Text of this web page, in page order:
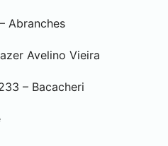
Abranches
Avelino Vieira
– Bacacheri